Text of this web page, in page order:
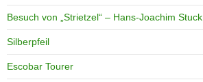
Besuch von „Strietzel“ – Hans-Joachim Stuck
Silberpfeil
Escobar Tourer